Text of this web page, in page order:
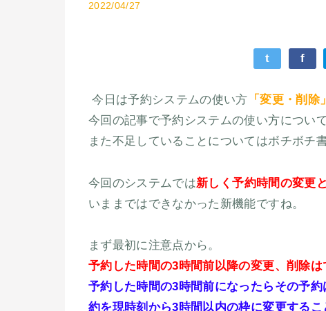
2022/04/27
t f
今日は予約システムの使い方 「変更・削除」
今回の記事で予約システムの使い方につい
また不足していることについてはボチボチ
今回のシステムでは新しく予約時間の変更
いままではできなかった新機能ですね。
まず最初に注意点から。
予約した時間の3時間前以降の変更、削除は
予約した時間の3時間前になったらその予
約を現時刻から3時間以内の枠に変更するこ